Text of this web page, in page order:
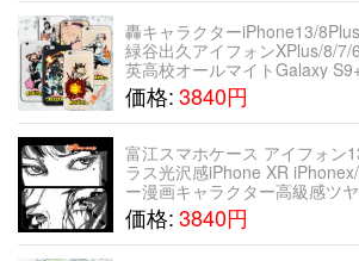
轟キャラクターiPhone13/
緑谷出久アイフォンXPlus/8/
英高校オールマイトGalaxy
11 Pro Max
価格:3840円
富江スマホケース アイフォン
ラス光沢感iPhone XR
ー漫画キャラクター高級感ツ
スシェル衝撃吸収強化硝子ケー
価格:3840円